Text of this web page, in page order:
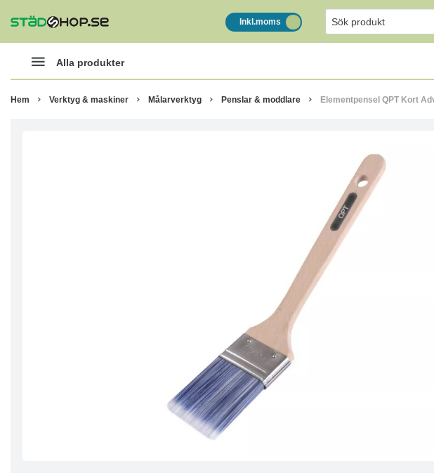
Inkl.moms
Alla produkter
Hem Verktyg & maskiner Målarverktyg Penslar & moddlare Elementpensel QPT Kort